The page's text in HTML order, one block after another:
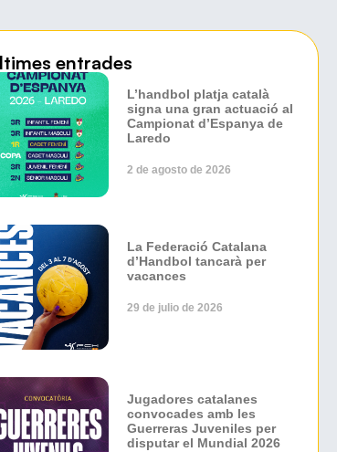
entrades
L’handbol platja català
signa una gran actuació al
Campionat d’Espanya de
Laredo
2 de agosto de 2026
La Federació Catalana
d’Handbol tancarà per
vacances
29 de julio de 2026
Jugadores catalanes
convocades amb les
Guerreras Juveniles per
disputar el Mundial 2026